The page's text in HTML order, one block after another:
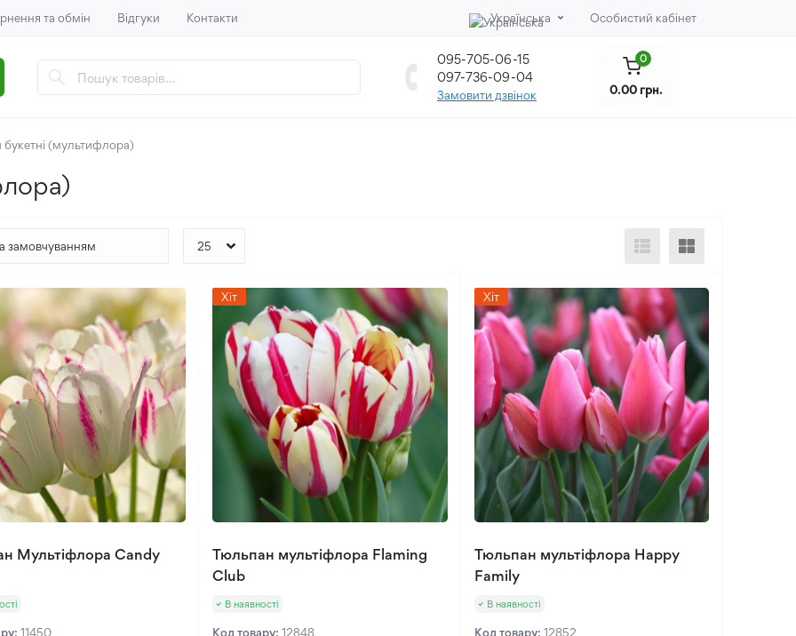
та обмін Відгуки Контакти Українська Особистий кабінет
095-705-06-15
097-736-09-04
Замовити дзвінок
0
0.00 грн.
(мультифлора)
Мультіфлора Candy
11450
Хіт
Тюльпан мультіфлора Flaming
Club
В наявності
Код товару:12848
Хіт
Тюльпан мультіфлора Happy
Family
В наявності
Код товару: 12852